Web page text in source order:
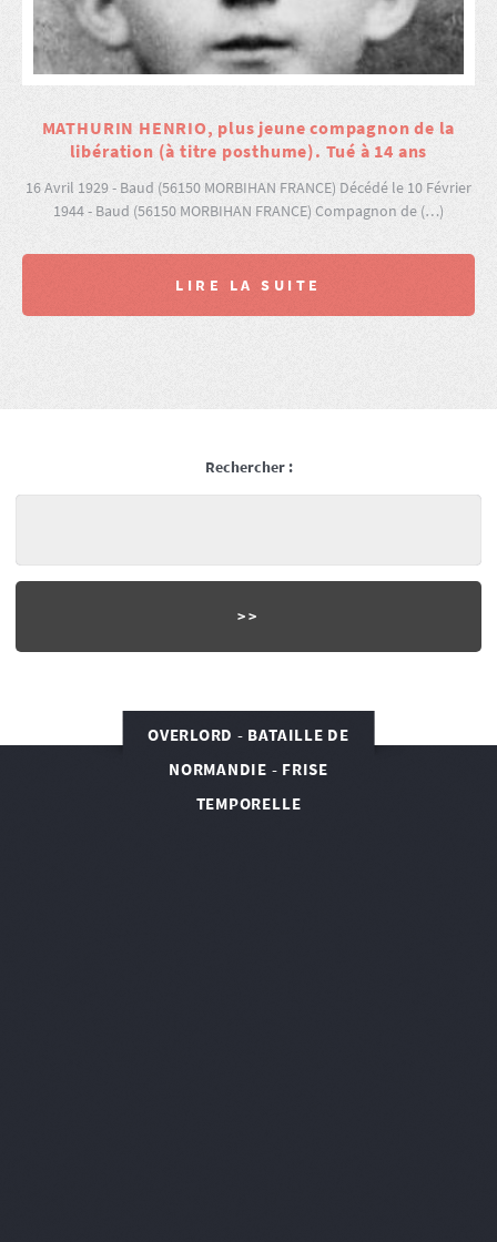
MATHURIN HENRIO, plus jeune compagnon de la
libération (à titre posthume). Tué à 14 ans
16 Avril 1929 - Baud (56150 MORBIHAN FRANCE) Décédé le 10 Février
1944 - Baud (56150 MORBIHAN FRANCE) Compagnon de (…)
LIRE LA SUITE
Rechercher :
OVERLORD - BATAILLE DE
NORMANDIE - FRISE
TEMPORELLE